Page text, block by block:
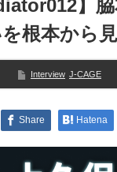
】
根本から
Interview J-CAGE
Share Hatena